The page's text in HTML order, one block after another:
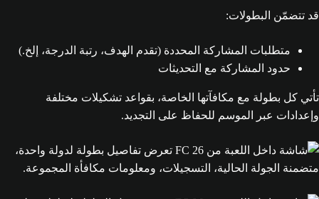
قد تتضمّن البطولات:
متطلبات المشاركة المحددة (تقدم الهدف، رتبة الدرجة، إلخ.)
حدود المشاركة مع التحديثات
تأتي كل بطولة مع مكافآتها الخاصة، بقواعد تشكيلات مختلفة
وإعدادات عبر الموسم للحفاظ على التجديد.